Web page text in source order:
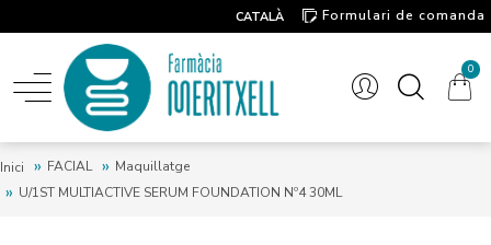
CATALÀ
Formulari de comanda
0
Inici FACIAL
Maquillatge
U/1ST MULTIACTIVE SERUM FOUNDATION Nº4 30ML